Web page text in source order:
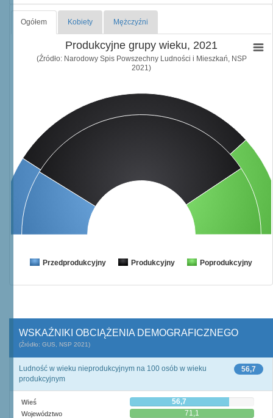
Ogółem Kobiety Mężczyźni
Produkcyjne grupy wieku, 2021
(Źródło: Narodowy Spis Powszechny Ludności i Mieszkań, NSP
2021)
Przedprodukcyjny Produkcyjny Poprodukcyjny
WSKAŹNIKI OBCIĄŻENIA DEMOGRAFICZNEGO
(Źródło: GUS, NSP 2021)
56,7
Ludność w wieku nieprodukcyjnym na 100 osób w wieku
produkcyjnym
Wieś 56,7
Województwo 71,1